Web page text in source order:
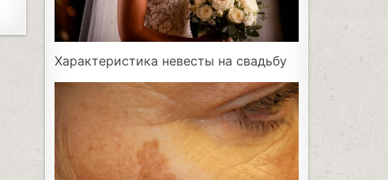
Характеристика невесты на свадьбу